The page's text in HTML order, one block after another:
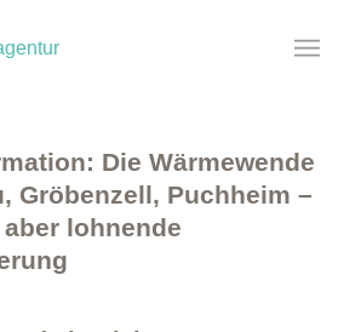
Die Wärmewende
Gröbenzell, Puchheim –
lohnende